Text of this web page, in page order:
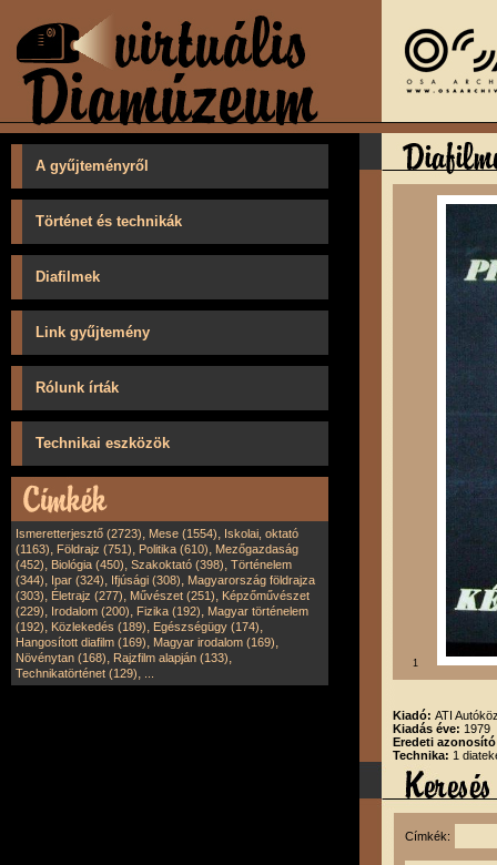
A gyűjteményről
Történet és technikák
Diafilmek
Link gyűjtemény
Rólunk írták
Technikai eszközök
Ismeretterjesztő (2723), Mese (1554), Iskolai, oktató
(1163), Földrajz (751), Politika (610), Mezőgazdaság
(452), Biológia (450), Szakoktató (398), Történelem
(344), Ipar (324), Ifjúsági (308), Magyarország földrajza
(303), Életrajz (277), Művészet (251), Képzőművészet
(229), Irodalom (200), Fizika (192), Magyar történelem
(192), Közlekedés (189), Egészségügy (174),
Hangosított diafilm (169), Magyar irodalom (169),
Növénytan (168), Rajzfilm alapján (133),
Technikatörténet (129),
1
Kiadó: ATI
Kiadás éve: 1979
Eredeti
Technika: 1
Címkék: